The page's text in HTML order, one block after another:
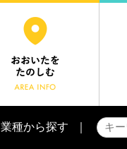
業種から探す